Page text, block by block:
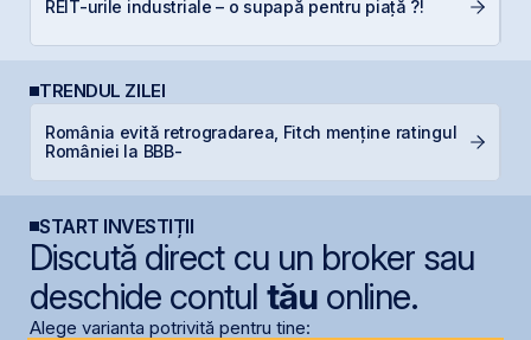
REIT-urile industriale – o supapă pentru piață ?!
TRENDUL ZILEI
România evită retrogradarea, Fitch menține ratingul
României la BBB-
START INVESTIȚII
Discută direct cu un broker sau
deschide contul tăuonline.
Alege varianta potrivită pentru tine: